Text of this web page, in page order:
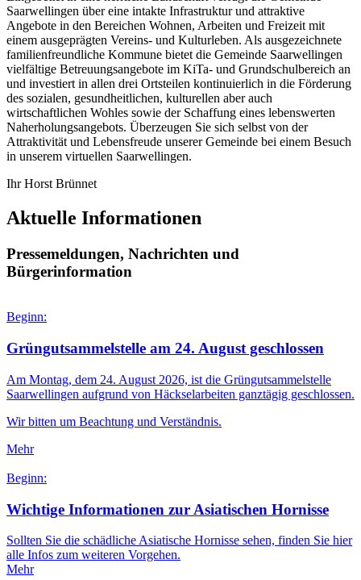
Saarwellingen über eine intakte Infrastruktur und attraktive
Angebote in den Bereichen Wohnen, Arbeiten und Freizeit mit
einem ausgeprägten Vereins- und Kulturleben. Als ausgezeichnete
familienfreundliche Kommune bietet die Gemeinde Saarwellingen
vielfältige Betreuungsangebote im KiTa- und Grundschulbereich an
und investiert in allen drei Ortsteilen kontinuierlich in die Förderung
des sozialen, gesundheitlichen, kulturellen aber auch
wirtschaftlichen Wohles sowie der Schaffung eines lebenswerten
Naherholungsangebots. Überzeugen Sie sich selbst von der
Attraktivität und Lebensfreude unserer Gemeinde bei einem Besuch
in unserem virtuellen Saarwellingen.
Ihr Horst Brünnet
Aktuelle Informationen
Pressemeldungen, Nachrichten und
Bürgerinformation
Beginn:
Grüngutsammelstelle am 24. August geschlossen
Am Montag, dem 24. August 2026, ist die Grüngutsammelstelle
Saarwellingen aufgrund von Häckselarbeiten ganztägig geschlossen.
Wir bitten um Beachtung und Verständnis.
Mehr
Beginn:
Wichtige Informationen zur Asiatischen Hornisse
Sollten Sie die schädliche Asiatische Hornisse sehen, finden Sie hier
alle Infos zum weiteren Vorgehen.
Mehr